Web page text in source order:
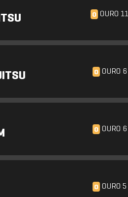
O OURO 11
O OURO 6
O OURO 6
O OURO 5